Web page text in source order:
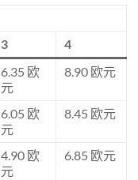
3
4
6.35 欧
元
8.90 欧元
6.05 欧
元
8.45 欧元
4.90 欧
元
6.85 欧元